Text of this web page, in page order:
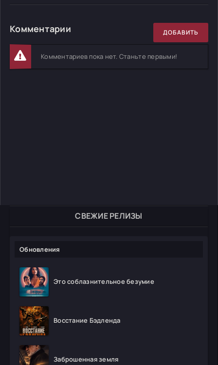
СВЕЖИЕ РЕЛИЗЫ
Обновления
Это соблазнительное безумие
Восстание Бэдленда
Заброшенная земля
Комментарии ДОБАВИТЬ
Комментариев пока нет. Станьте первыми!